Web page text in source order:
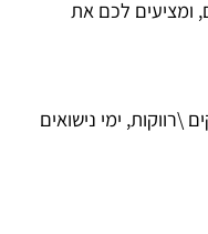
לכם את
ימי נישואים